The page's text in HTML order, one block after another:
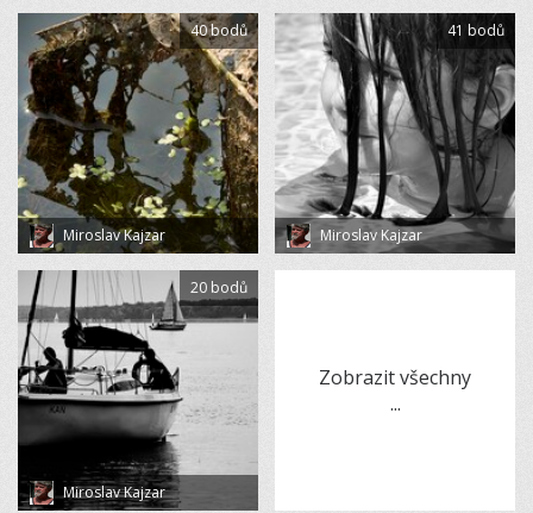
Miroslav Kajzar
40 bodů
Miroslav Kajzar
41 bodů
Miroslav Kajzar
20 bodů
Zobrazit všechny
...